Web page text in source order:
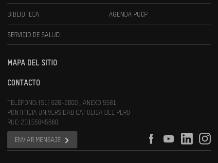
BIBLIOTECA AGENDA PUCP
SERVICIO DE SALUD
MAPA DEL SITIO
CONTACTO
TELÉFONO: (51) 626-2000 , ANEXO 5581
PONTIFICIA UNIVERSIDAD CATOLICA DEL PERU
RUC: 20155945860
ENVIAR MENSAJE